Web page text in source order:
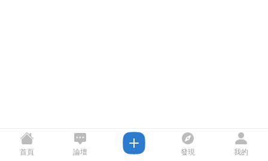
首頁 論壇 發現 我的